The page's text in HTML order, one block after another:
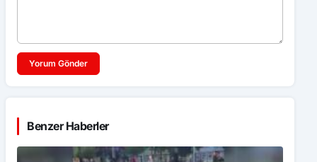
Yorum Gönder
Benzer Haberler